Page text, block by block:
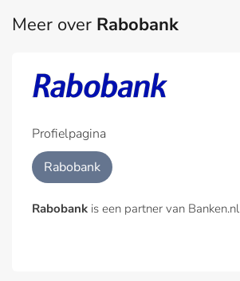
Meer over Rabobank
Profielpagina
Rabobank
Rabobank is een partner van Banken.nl